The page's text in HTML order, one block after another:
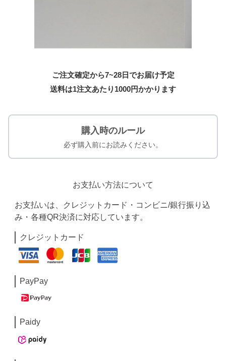
ご注文確定から7~28日でお届け予定
送料は1注文あたり 1000円かかります
購入時のルール
必ず購入前にお読みください。
お支払い方法について
お支払いは、クレジットカード・コンビニ/銀行振り込
み・各種QR決済に対応しています。
クレジットカード
PayPay
Paidy